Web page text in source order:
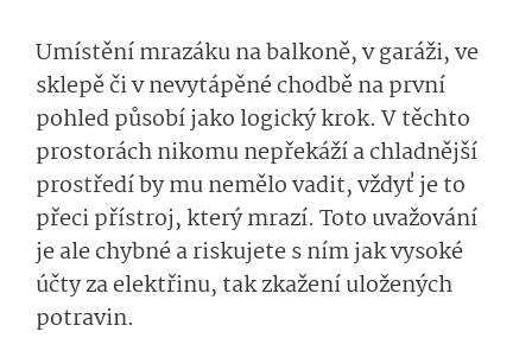
Umístění mrazáku na balkoně, v garáži, ve
sklepě či v nevytápěné chodbě na první
pohled působí jako logický krok. V těchto
prostorách nikomu nepřekáží a chladnější
prostředí by mu nemělo vadit, vždyť je to
přeci přístroj, který mrazí. Toto uvažování
je ale chybné a riskujete s ním jak vysoké
účty za elektřinu, tak zkažení uložených
potravin.